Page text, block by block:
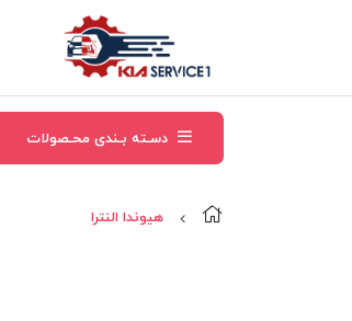
دسـته بـندی محـصولات
هيوندا النترا